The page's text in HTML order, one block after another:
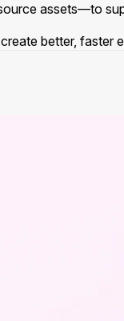
assets—to
better, faster